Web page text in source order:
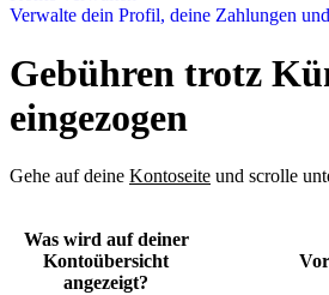
Verwalte dein Profil, deine Zahlungen
Gebühren trotz
eingezogen
Gehe auf deine Kontoseite und scrolle
Was wird auf deiner
Kontoübersicht
angezeigt?